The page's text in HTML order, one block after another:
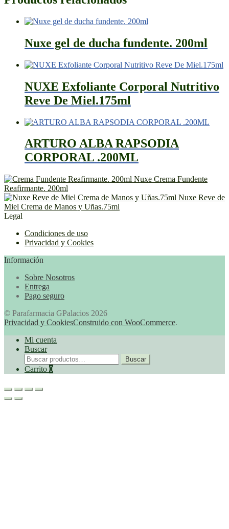
Nuxe gel de ducha fundente. 200ml
NUXE Exfoliante Corporal Nutritivo
Reve De Miel.175ml
ARTURO ALBA RAPSODIA
CORPORAL .200ML
Nuxe Crema Fundente
Reafirmante. 200ml
Nuxe Reve de
Miel Crema de Manos y Uñas.75ml
Legal
Condiciones de uso
Privacidad y Cookies
Información
Sobre Nosotros
Entrega
Pago seguro
© Parafarmacia GPalacios 2026
Privacidad y CookiesConstruido con WooCommerce.
Mi cuenta
Buscar
Buscar
por:
Buscar
Carrito 0